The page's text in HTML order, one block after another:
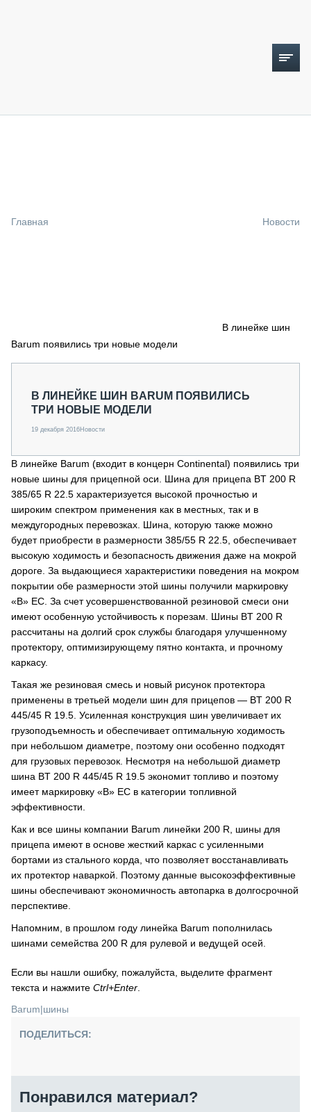
СПЕЦПРОЕКТЫ
О ПРОЕКТЕ
Главная Новости
В линейке шин
Barum появились три новые модели
В ЛИНЕЙКЕ ШИН BARUM ПОЯВИЛИСЬ
ТРИ НОВЫЕ МОДЕЛИ
19 декабря 2016Новости
В линейке Barum (входит в концерн Continental) появились три
новые шины для прицепной оси. Шина для прицепа BT 200 R
385/65 R 22.5 характеризуется высокой прочностью и
широким спектром применения как в местных, так и в
междугородных перевозках. Шина, которую также можно
будет приобрести в размерности 385/55 R 22.5, обеспечивает
высокую ходимость и безопасность движения даже на мокрой
дороге. За выдающиеся характеристики поведения на мокром
покрытии обе размерности этой шины получили маркировку
«В» ЕС. За счет усовершенствованной резиновой смеси они
имеют особенную устойчивость к порезам. Шины BT 200 R
рассчитаны на долгий срок службы благодаря улучшенному
протектору, оптимизирующему пятно контакта, и прочному
каркасу.
Такая же резиновая смесь и новый рисунок протектора
применены в третьей модели шин для прицепов — BT 200 R
445/45 R 19.5. Усиленная конструкция шин увеличивает их
грузоподъемность и обеспечивает оптимальную ходимость
при небольшом диаметре, поэтому они особенно подходят
для грузовых перевозок. Несмотря на небольшой диаметр
шина BT 200 R 445/45 R 19.5 экономит топливо и поэтому
имеет маркировку «В» ЕС в категории топливной
эффективности.
Как и все шины компании Barum линейки 200 R, шины для
прицепа имеют в основе жесткий каркас с усиленными
бортами из стального корда, что позволяет восстанавливать
их протектор наваркой. Поэтому данные высокоэффективные
шины обеспечивают экономичность автопарка в долгосрочной
перспективе.
Напомним, в прошлом году линейка Barum пополнилась
шинами семейства 200 R для рулевой и ведущей осей.
Если вы нашли ошибку, пожалуйста, выделите фрагмент
текста и нажмите Ctrl+Enter
Barum|шины
ПОДЕЛИТЬСЯ:
Понравился материал?